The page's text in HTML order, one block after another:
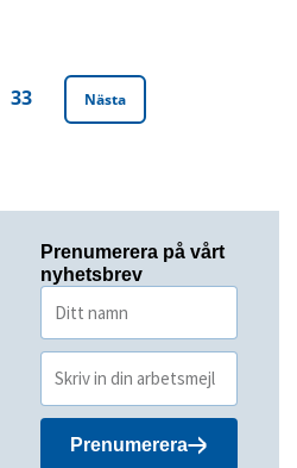
33 Nästa
Prenumerera på vårt
nyhetsbrev
Prenumerera